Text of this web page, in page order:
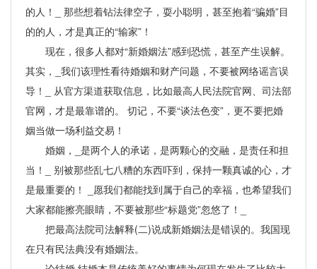
的人！_ 那些想着钻法律空子，耍小聪明，甚至抱着“骗婚”目
的的人，才是真正的“输家”！
现在，很多人都对“新婚姻法”感到恐慌，甚至产生误解。
其实，_我们该理性看待婚姻和财产问题，不要被网络谣言误
导！_ 从官方渠道获取信息，比如最高人民法院官网、司法部
官网，才是最靠谱的。 切记，不要“谈法色变”，更不要把婚
姻当做一场利益交易！
婚姻，_是两个人的承诺，是两颗心的交融，是责任和担
当！_ 别被那些乱七八糟的东西吓到，保持一颗真诚的心，才
是最重要的！ _愿我们都能找到属于自己的幸福，也希望我们
大家都能擦亮眼睛，不要被那些“标题党”忽悠了！_
把最高法院司法解释(二)说成新婚姻法是错误的。我国现
在只有民法典没有婚姻法。